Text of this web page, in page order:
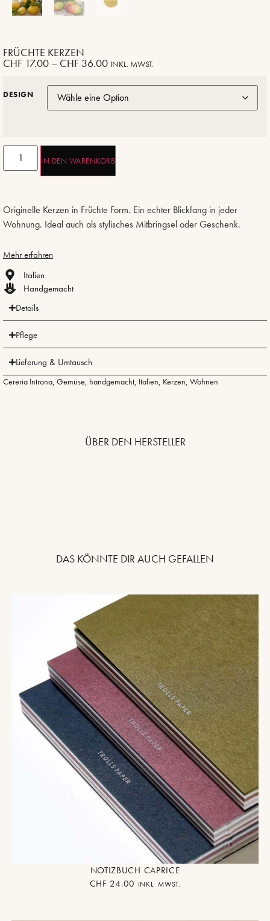
FRÜCHTE KERZEN
CHF 17.00 – CHF 36.00 INKL. MWST.
DESIGN
IN DEN WARENKORB
Originelle Kerzen in Früchte Form. Ein echter Blickfang in jeder
Wohnung. Ideal auch als stylisches Mitbringsel oder Geschenk.
Mehr erfahren
Italien
Handgemacht
Details
Pflege
Lieferung & Umtausch
Cereria Introna, Gemüse, handgemacht, Italien, Kerzen, Wohnen
ÜBER DEN HERSTELLER
DAS KÖNNTE DIR AUCH GEFALLEN
NOTIZBUCH CAPRICE
CHF 24.00 INKL. MWST.